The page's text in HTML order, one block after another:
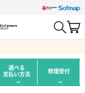
選べる
支払い方法 修理受付